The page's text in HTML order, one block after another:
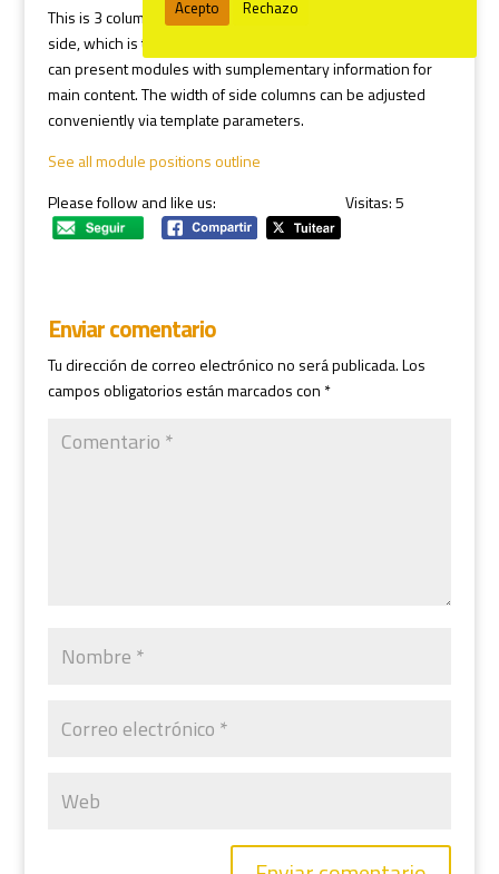
This is 3 columns layout with content presented on the right
side, which is typical for blog sites. On left side columns you
can present modules with sumplementary information for
main content. The width of side columns can be adjusted
conveniently via template parameters.
See all module positions outline
Please follow and like us:
Visitas: 5
Enviar comentario
Tu dirección de correo electrónico no será publicada.Los
campos obligatorios están marcados con *
Acepto Rechazo